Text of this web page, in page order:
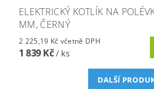
ELEKTRICKÝ KOTLÍK NA
MM, ČERNÝ
2 225,19 Kč včetně DPH
1 839 Kč/ ks
DALŠÍ